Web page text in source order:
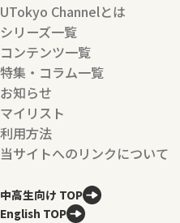
UTokyo Channelとは
シリーズ一覧
コンテンツ一覧
特集・コラム一覧
お知らせ
マイリスト
利用方法
当サイトへのリンクについて
中高生向け TOP
English TOP